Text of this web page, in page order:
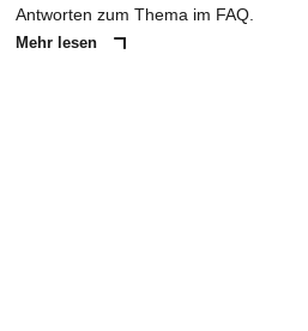
Antworten zum Thema im FAQ.
Mehr lesen